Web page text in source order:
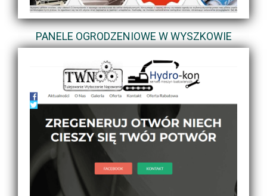
PANELE OGRODZENIOWE W WYSZKOWIE